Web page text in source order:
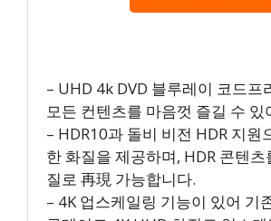
– UHD 4k DVD 블루레이 코드프
모든 컨텐츠를 마음껏 즐길 수 있
– HDR10과 돌비 비전 HDR 지원
한 화질을 제공하며, HDR 콘텐
질로 再現 가능합니다.
– 4K 업스케일링 기능이 있어 기